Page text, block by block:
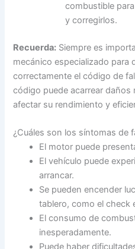
combustible
y corregirlos.
Recuerda: Siempre es
mecánico especializado para
correctamente el código de
código puede acarrear daños
afectar su rendimiento y
¿Cuáles son los síntomas de
El motor puede
El vehículo puede
arrancar.
Se pueden encender
tablero, como el check
El consumo de
inesperadamente.
Puede haber